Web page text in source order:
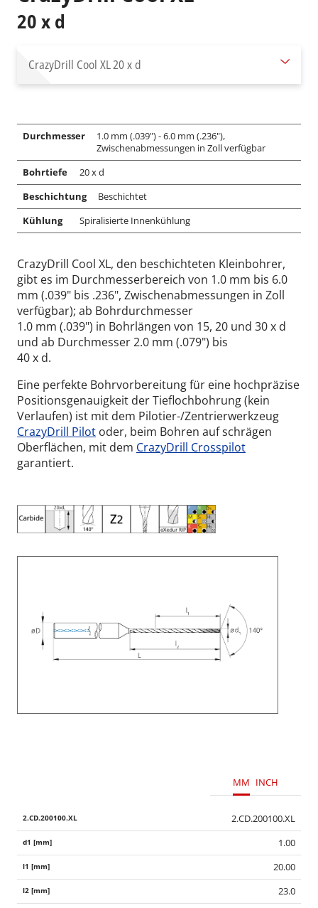
20 x d
CrazyDrill Cool XL20 x d
Durchmesser
1.0 mm (.039") - 6.0 mm (.236"),
Zwischenabmessungen in Zoll verfügbar
Bohrtiefe
20 x d
Beschichtung
Beschichtet
Kühlung
Spiralisierte Innenkühlung
CrazyDrill Cool XL, den beschichteten Kleinbohrer,
gibt es im Durchmesserbereich von 1.0 mm bis 6.0
mm (.039" bis .236", Zwischenabmessungen in Zoll
verfügbar); ab Bohrdurchmesser
1.0 mm (.039") in Bohrlängen von 15, 20 und 30 x d
und ab Durchmesser 2.0 mm (.079") bis
40 x d.
Eine perfekte Bohrvorbereitung für eine hochpräzise
Positionsgenauigkeit der Tieflochbohrung (kein
Verlaufen) ist mit dem Pilotier-/Zentrierwerkzeug
CrazyDrill Pilot oder, beim Bohren auf schrägen
Oberflächen, mit dem CrazyDrill Crosspilot
garantiert.
MM INCH
2.CD.200100.XL
1.00
20.00
23.0